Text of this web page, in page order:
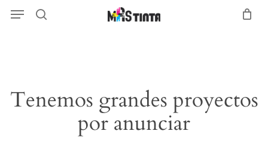
SkipMenu
Tenemos grandes proyectos
por anunciar
Menu